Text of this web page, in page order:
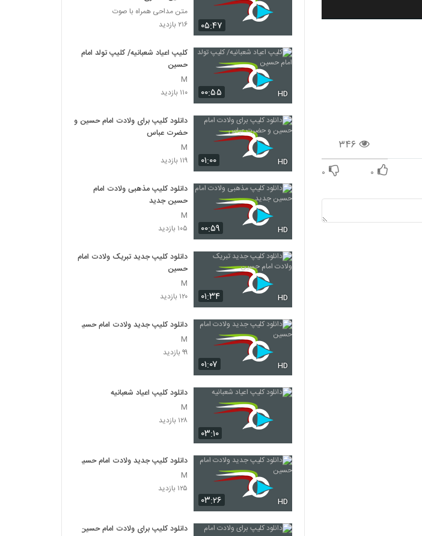
۳۴۶
۰ ۰
۰۵:۴۷
متن مداحی همراه با صوت
۲۱۶ بازدید
۰۰:۵۵ HD
کلیپ اعیاد شعبانیه/ کلیپ تولد امام
حسین
M
۱۱۰ بازدید
۰۱:۰۰ HD
دانلود کلیپ برای ولادت امام حسین و
حضرت عباس
M
۱۱۹ بازدید
۰۰:۵۹ HD
دانلود کلیپ مذهبی ولادت امام
حسین جدید
M
۱۰۵ بازدید
۰۱:۳۴ HD
دانلود کلیپ جدید تبریک ولادت امام
حسین
M
۱۲۰ بازدید
۰۱:۰۷ HD
دانلود کلیپ جدید ولادت امام حسین
M
۹۹ بازدید
۰۳:۱۰
دانلود کلیپ اعیاد شعبانیه
M
۱۲۸ بازدید
۰۳:۲۶ HD
دانلود کلیپ جدید ولادت امام حسین
M
۱۲۵ بازدید
دانلود کلیپ برای ولادت امام حسین